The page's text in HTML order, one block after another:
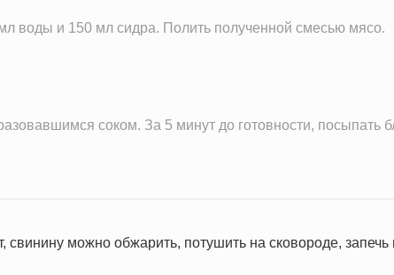
воды и 150 мл сидра. Полить полученной смесью мясо.
соком. За 5 минут до готовности, посыпать
можно обжарить, потушить на сковороде,